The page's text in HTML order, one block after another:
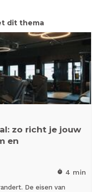
dit thema
zo richt je jouw
en
timer 4 min
De eisen van